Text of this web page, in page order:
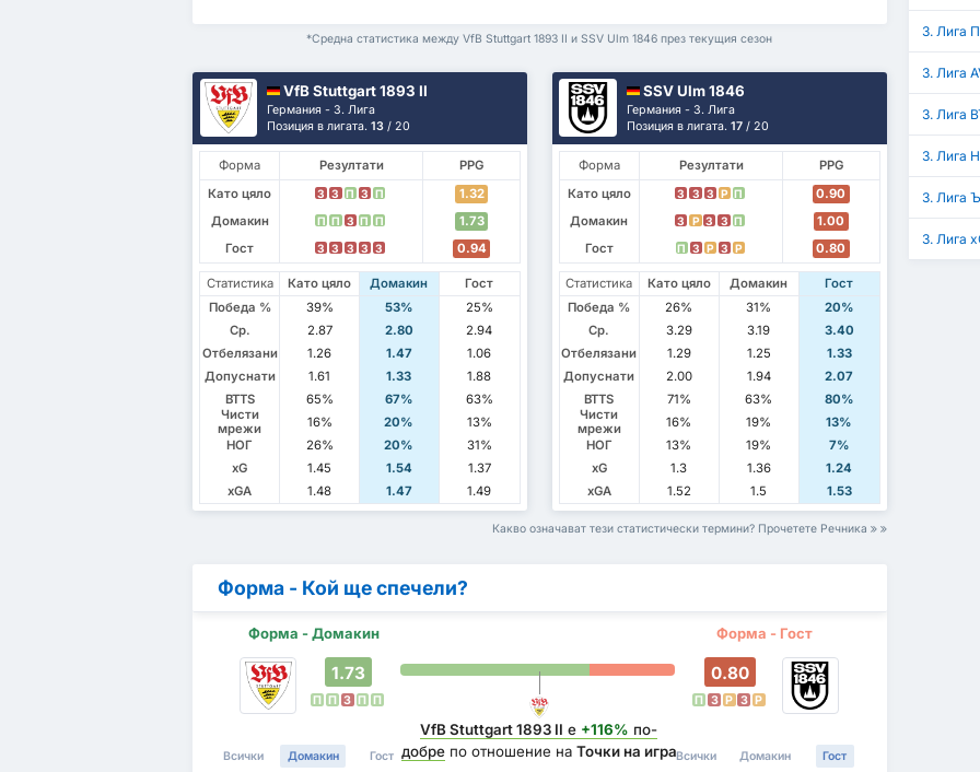
*Средна статистика между VfB Stuttgart 1893 II и SSV Ulm 1846 през текущия сезон
VfB Stuttgart 1893 II
Германия - 3. Лига
Позиция в лигата.13 / 20
Форма Резултати
PPG
Като цяло
З З П З П
1.32
Домакин
П П З П П
1.73
Гост
З З З З З 0.94
Статистика Като цяло Домакин
Гост
Победа %
39% 53%
25%
Ср.
2.87 2.80
2.94
Отбелязани
1.26 1.47
1.06
Допуснати
1.61 1.33
1.88
BTTS
65% 67%
63%
Чисти
мрежи
16% 20%
13%
НОГ
26% 20%
31%
xG
1.45 1.54
1.37
xGA
1.48 1.47 1.49
SSV Ulm 1846
Германия - 3. Лига
Позиция в лигата.17 / 20
Форма Резултати
PPG
Като цяло
З З З P П
0.90
Домакин
З P З З П
1.00
Гост
П З P З P 0.80
Статистика Като цяло Домакин
Гост
Победа %
26% 31%
20%
Ср.
3.29 3.19
3.40
Отбелязани
1.29 1.25
1.33
Допуснати
2.00 1.94
2.07
BTTS
71% 63%
80%
Чисти
мрежи
16% 19%
13%
НОГ
13% 19%
7%
xG
1.3 1.36
1.24
xGA
1.52 1.5 1.53
Какво означават тези статистически термини? Прочетете Речника
Форма - Кой ще спечели?
Форма - Домакин Форма - Гост
1.73
П П З П П
Всички Домакин Гост
VfB Stuttgart 1893 II е +116% по-
добрепо отношение на Точки на игра
0.80
П З P З P
Всички Домакин Гост
3. Лига
3. Лига
3. Лига
3. Лига
3. Лига
3. Лига